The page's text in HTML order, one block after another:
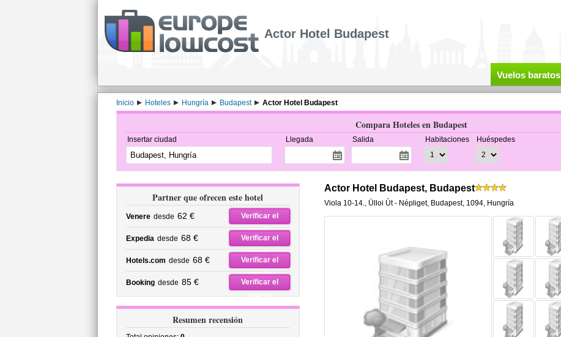
Actor Hotel Budapest
Vuelos baratos
Inicio Hoteles Hungría Budapest Actor Hotel Budapest
Compara Hoteles en Budapest
Insertar ciudad Llegada Salida Habitaciones Huéspedes
Partner que ofrecen este hotel
Venere desde 62 €
Verificar el
precio
Expedia desde 68 €
Verificar el
precio
Hotels.com desde 68 €
Verificar el
precio
Booking desde 85 €
Verificar el
precio
Resumen recensión
Actor Hotel Budapest, Budapest
Viola 10-14., Ülloi Út - Népliget, Budapest, 1094, Hungría